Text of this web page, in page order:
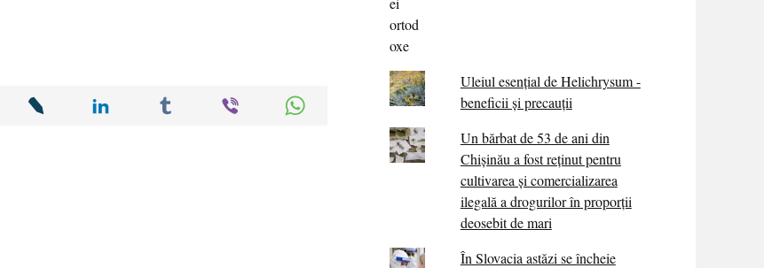
Uleiul esențial de Helichrysum -
beneficii și precauții
Un bărbat de 53 de ani din
Chișinău a fost reținut pentru
cultivarea și comercializarea
ilegală a drogurilor în proporții
deosebit de mari
În Slovacia astăzi se încheie